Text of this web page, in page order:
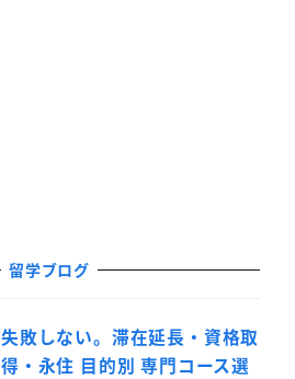
留学ブログ
失敗しない。滞在延長・資格取
得・永住 目的別 専門コース選